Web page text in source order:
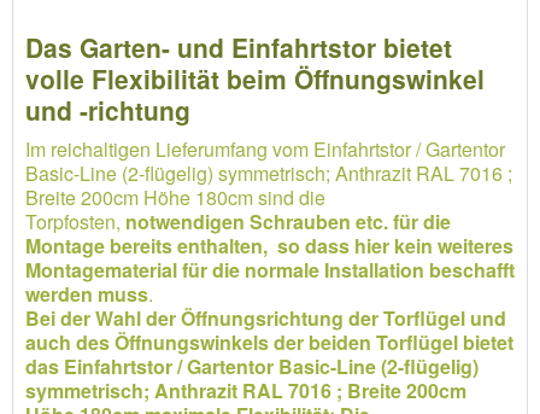
Das Garten- und Einfahrtstor bietet
volle Flexibilität beim Öffnungswinkel
und -richtung
Im reichaltigen Lieferumfang vom Einfahrtstor / Gartentor
Basic-Line (2-flügelig) symmetrisch; Anthrazit RAL 7016 ;
Breite 200cm Höhe 180cm sind die
Torpfosten, notwendigen Schrauben etc. für die
Montage bereits enthalten, so dass hier kein weiteres
Montagematerial für die normale Installation beschafft
werden muss.
Bei der Wahl der Öffnungsrichtung der Torflügel und
auch des Öffnungswinkels der beiden Torflügel bietet
das Einfahrtstor / Gartentor Basic-Line (2-flügelig)
symmetrisch; Anthrazit RAL 7016 ; Breite 200cm